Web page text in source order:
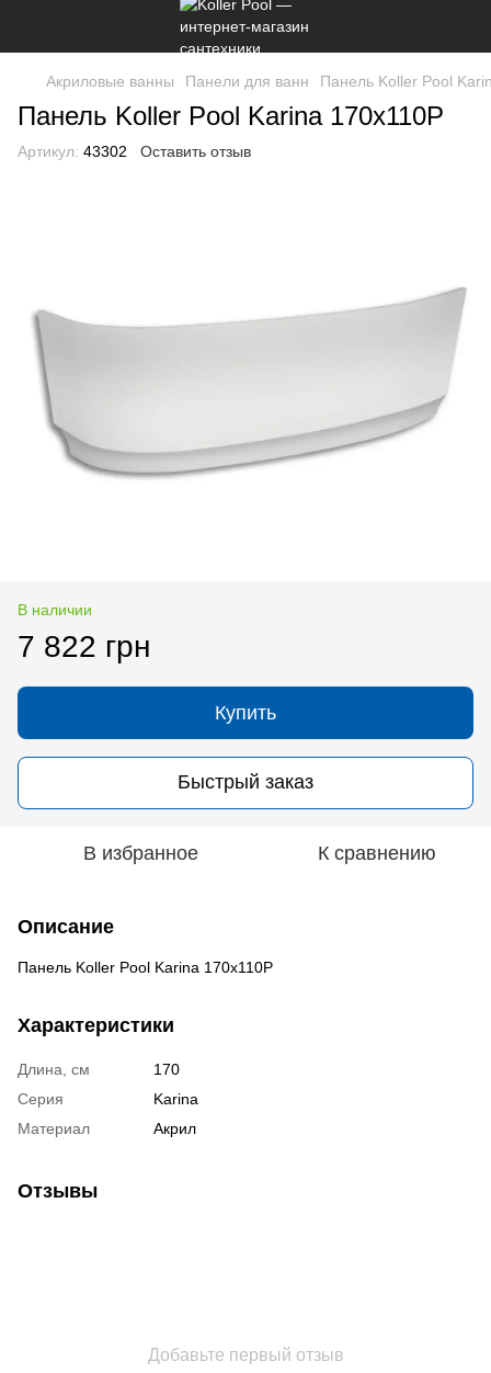
Акриловые ванны Панели для ванн Панель Koller Pool
Панель Koller Pool Karina 170x110P
Артикул: 43302 Оставить отзыв
В наличии
7 822 грн
Купить
Быстрый заказ
В избранное К сравнению
Описание
Панель Koller Pool Karina 170x110P
Характеристики
Длина, см
170
Серия
Karina
Материал
Акрил
Отзывы
Добавьте первый отзыв